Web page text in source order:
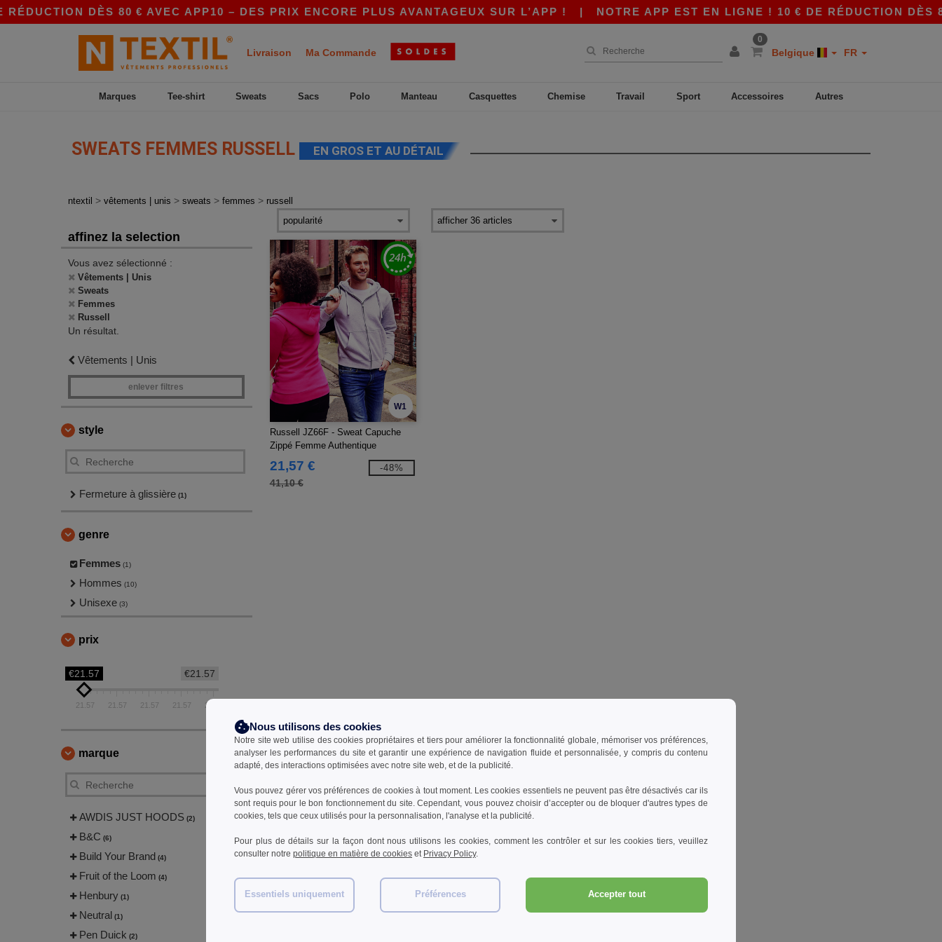
DÈS 80 € AVEC APP10 – DES PRIX ENCORE PLUS AVANTAGEUX SUR L’APP !| NOTRE APP EST EN LIGNE ! 10 € DE RÉDUCTION DÈS 80
Livraison Ma Commande
0
Belgique FR
Marques Tee-shirt Sweats Sacs Polo Manteau Casquettes Chemise Travail Sport Accessoires Autres
SWEATS FEMMES RUSSELL EN GROS ET AU DÉTAIL
ntextil > vêtements | unis > sweats > femmes > russell
affinez la selection
Vous avez sélectionné :
Vêtements | Unis
Sweats
Femmes
Russell
Un résultat.
Vêtements | Unis
enlever filtres
style
Fermeture à glissière (1)
genre
Femmes (1)
Hommes (10)
Unisexe (3)
prix
€21.57
€21.57
21.57 21.57 21.57 21.57 21.57
marque
AWDIS JUST HOODS (2)
B&C (6)
Build Your Brand (4)
Fruit of the Loom (4)
Henbury (1)
Neutral (1)
Pen Duick (2)
W1
Russell JZ66F - Sweat Capuche
Zippé Femme Authentique
21,57 €
41,10 €
-48%
Nous utilisons des cookies
Notre site web utilise des cookies propriétaires et tiers pour améliorer la fonctionnalité globale, mémoriser vos préférences,
analyser les performances du site et garantir une expérience de navigation fluide et personnalisée, y compris du contenu
adapté, des interactions optimisées avec notre site web, et de la publicité.
Vous pouvez gérer vos préférences de cookies à tout moment. Les cookies essentiels ne peuvent pas être désactivés car ils
sont requis pour le bon fonctionnement du site. Cependant, vous pouvez choisir d’accepter ou de bloquer d'autres types de
cookies, tels que ceux utilisés pour la personnalisation, l'analyse et la publicité.
Pour plus de détails sur la façon dont nous utilisons les cookies, comment les contrôler et sur les cookies tiers, veuillez
consulter notre politique en matière de cookies et Privacy Policy.
Essentiels uniquement Préférences Accepter tout